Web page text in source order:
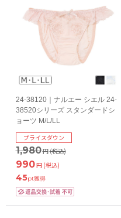
24-38120｜ナルエー シエル 24-
38520シリーズ スタンダードシ
ョーツ M/L/LL
1,980円(税込)
プライスダウン
990円 (税込)
45pt獲得